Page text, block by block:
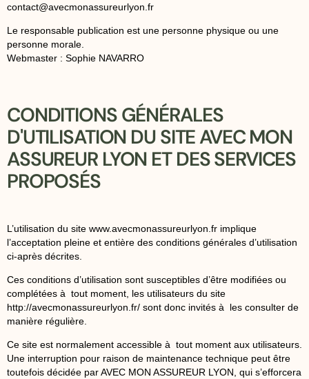
contact@avecmonassureurlyon.fr
Le responsable publication est une personne physique ou une
personne morale.
Webmaster : Sophie NAVARRO
CONDITIONS GÉNÉRALES
D'UTILISATION DU SITE AVEC MON
ASSUREUR LYON ET DES SERVICES
PROPOSÉS
L’utilisation du site www.avecmonassureurlyon.fr implique
l’acceptation pleine et entière des conditions générales d’utilisation
ci-après décrites.
Ces conditions d’utilisation sont susceptibles d’être modifiées ou
complétées à tout moment, les utilisateurs du site
http://avecmonassureurlyon.fr/ sont donc invités à les consulter de
manière régulière.
Ce site est normalement accessible à tout moment aux utilisateurs.
Une interruption pour raison de maintenance technique peut être
toutefois décidée par AVEC MON ASSUREUR LYON, qui s’efforcera